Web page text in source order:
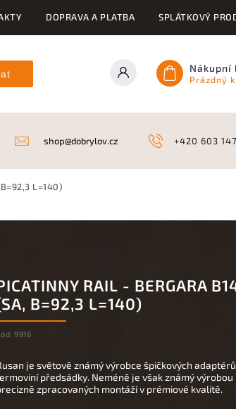
DOPRAVA A PLATBA SPLÁTKOVÝ
Nákupní
Prázdný
DRONY KYNOLOGICKÉ POTŘEBY+420 603
shop@dobrylov.cz
L=140)
RAIL - BERGARA
B=92,3 L=140)
9916
je světově známý výrobce špičkových
předsádky. Neméně je však známý výrobou
zpracovaných montáží v prémiové kvalitě.